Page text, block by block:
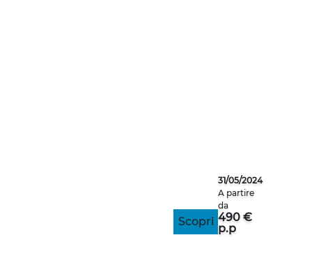
Scopri
31/05/2024
A partire
da
490 €
p.p